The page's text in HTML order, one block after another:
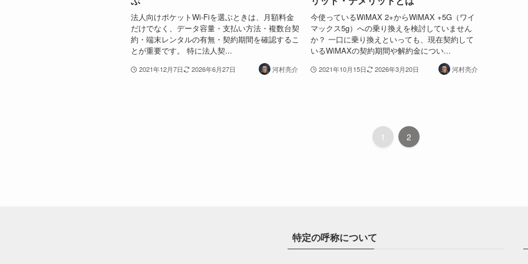
法人向けポケットWi-Fiを選ぶときは、月額料金
だけでなく、データ容量・支払い方法・複数台契
約・端末レンタルの有無・契約期間を確認するこ
とが重要です。 特に法人契...
2021年12月7日 2026年6月27日 河村亮介
今使っているWiMAX 2+からWiMAX +5G（ワイ
マックス5g）への乗り換えを検討していません
か？ 一口に乗り換えといっても、現在契約して
いるWiMAXの契約期間や解約金につい...
2021年10月15日 2026年3月20日 河村亮介
1 2
特定の呼称について